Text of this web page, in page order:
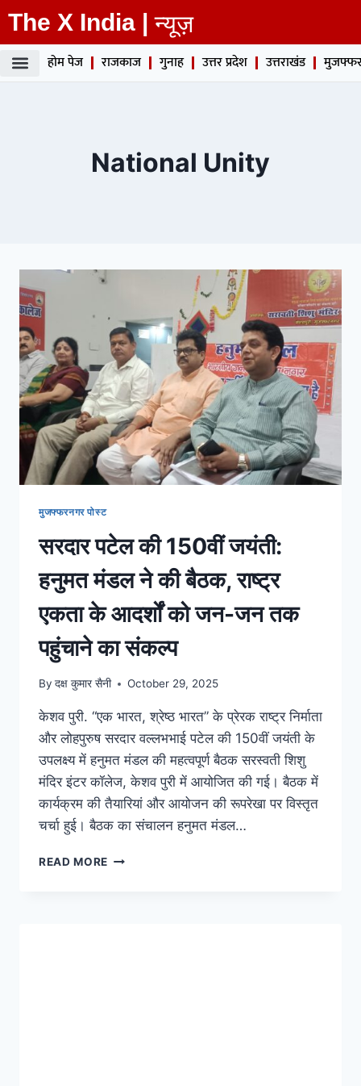
The X India | न्यूज़
होम पेज राजकाज गुनाह उत्तर प्रदेश उत्तराखंड
National Unity
मुजफ्फरनगर पोस्ट
सरदार पटेल की 150वीं जयंती:
हनुमत मंडल ने की बैठक, राष्ट्र
एकता के आदर्शों को जन-जन तक
पहुंचाने का संकल्प
By दक्ष कुमार सैनी October 29, 2025
केशव पुरी. “एक भारत, श्रेष्ठ भारत” के प्रेरक राष्ट्र निर्माता
और लोहपुरुष सरदार वल्लभभाई पटेल की 150वीं जयंती के
उपलक्ष्य में हनुमत मंडल की महत्वपूर्ण बैठक सरस्वती शिशु
मंदिर इंटर कॉलेज, केशव पुरी में आयोजित की गई। बैठक में
कार्यक्रम की तैयारियां और आयोजन की रूपरेखा पर विस्तृत
चर्चा हुई। बैठक का संचालन हनुमत मंडल…
READ MORE